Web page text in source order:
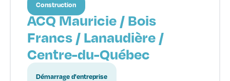
Construction
ACQ Mauricie / Bois
Francs / Lanaudière /
Centre-du-Québec
Démarrage d'entreprise